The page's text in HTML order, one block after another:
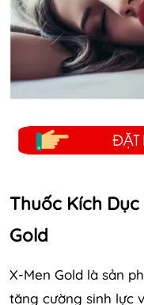
Thuốc Kích
Gold
X-Men Gold là sản
tăng cường sinh lực